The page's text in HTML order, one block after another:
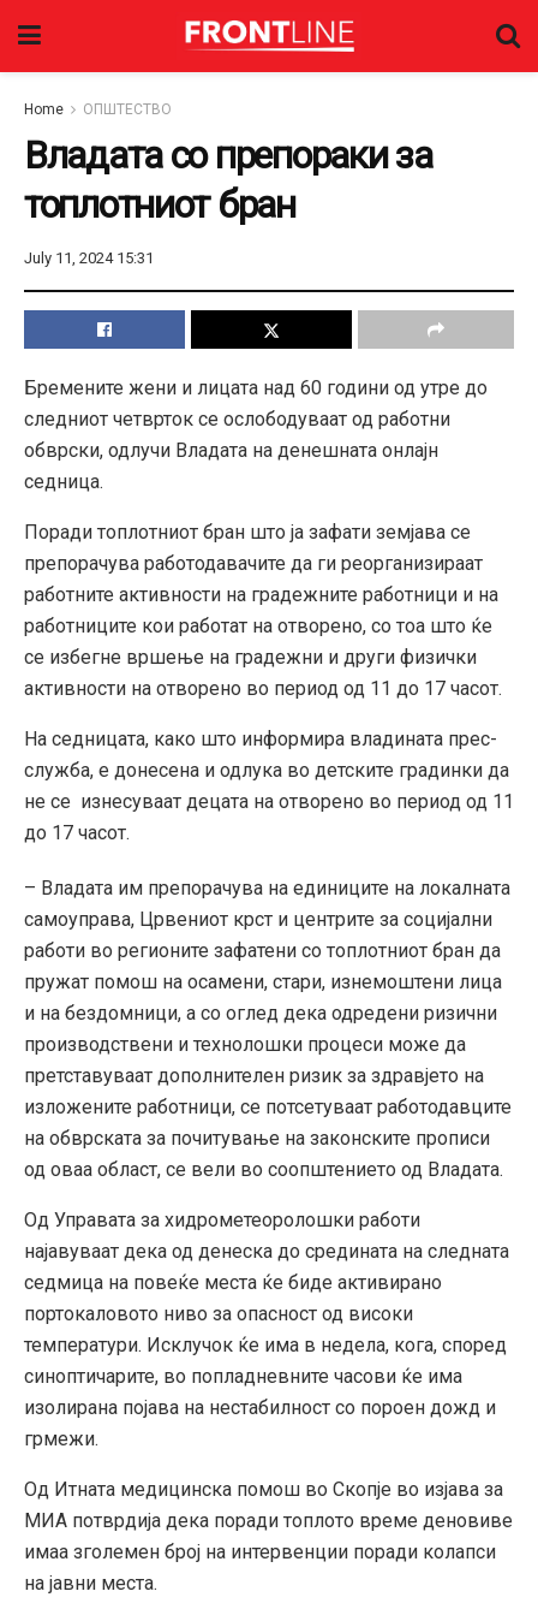
Home ОПШТЕСТВО
Владата со препораки за
топлотниот бран
July 11, 2024 15:31
Бремените жени и лицата над 60 години од утре до
следниот четврток се ослободуваат од работни
обврски, одлучи Владата на денешната онлајн
седница.
Поради топлотниот бран што ја зафати земјава се
препорачува работодавачите да ги реорганизираат
работните активности на градежните работници и на
работниците кои работат на отворено, со тоа што ќе
се избегне вршење на градежни и други физички
активности на отворено во период од 11 до 17 часот.
На седницата, како што информира владината прес-
служба, е донесена и одлука во детските градинки да
не се изнесуваат децата на отворено во период од 11
до 17 часот.
– Владата им препорачува на единиците на локалната
самоуправа, Црвениот крст и центрите за социјални
работи во регионите зафатени со топлотниот бран да
пружат помош на осамени, стари, изнемоштени лица
и на бездомници, a со оглед дека одредени ризични
производствени и технолошки процеси може да
претставуваат дополнителен ризик за здравјето на
изложените работници, се потсетуваат работодавците
на обврската за почитување на законските прописи
од оваа област, се вели во соопштението од Владата.
Од Управата за хидрометеоролошки работи
најавуваат дека од денеска до средината на следната
седмица на повеќе места ќе биде активирано
портокаловото ниво за опасност од високи
температури. Исклучок ќе има в недела, кога, според
синоптичарите, во попладневните часови ќе има
изолирана појава на нестабилност со пороен дожд и
грмежи.
Од Итната медицинска помош во Скопје во изјава за
МИА потврдија дека поради топлото време деновиве
имаа зголемен број на интервенции поради колапси
на јавни места.